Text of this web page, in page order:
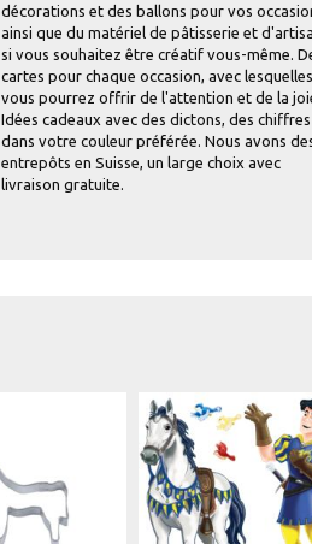
décorations et des ballons pour vos
ainsi que du matériel de pâtisserie et
si vous souhaitez être créatif vous-même.
cartes pour chaque occasion, avec lesquelles
vous pourrez offrir de l'attention et de la
Idées cadeaux avec des dictons, des
dans votre couleur préférée. Nous avons
entrepôts en Suisse, un large choix avec
livraison gratuite.